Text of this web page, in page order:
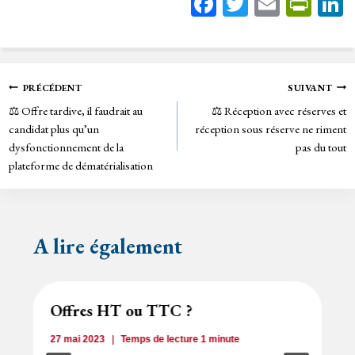
bo tt ail tF
rie
n
dl
y
Navigation
de
l’article
PRÉCÉDENT
⚖️ Offre tardive, il faudrait au
candidat plus qu’un
dysfonctionnement de la
plateforme de dématérialisation
SUIVANT
⚖️ Réception avec réserves et
réception sous réserve ne riment
pas du tout
A lire également
Offres HT ou TTC ?
27 mai 2023 Temps de lecture 1minute